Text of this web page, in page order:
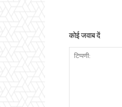
कोई जवाब दें